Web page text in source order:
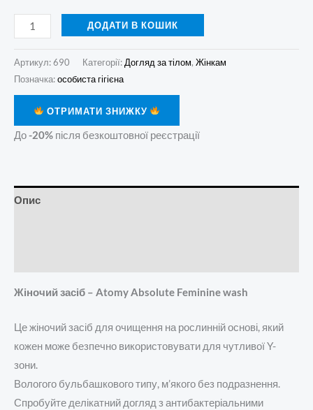
ДОДАТИ В КОШИК
Артикул:690 Категорії: Догляд за тілом, Жінкам
Позначка:особиста гігієна
ОТРИМАТИ ЗНИЖКУ
До-20% після безкоштовної реєстрації
Опис
Жіночий засіб – Atomy Absolute Feminine wash
Це жіночий засіб для очищення на рослинній основі, який
кожен може безпечно використовувати для чутливої ​​Y-
зони.
Вологого бульбашкового типу, м’якого без подразнення.
Спробуйте делікатний догляд з антибактеріальними